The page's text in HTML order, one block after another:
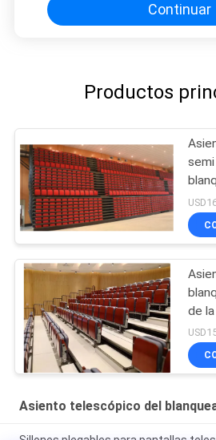
Continuar
Productos
de
Asiento telescópico del